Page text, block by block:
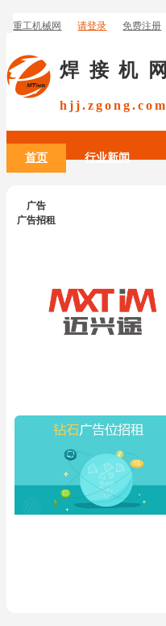
焊接机网
hjj.zgong.com
首页 行业新闻
广告
广告招租